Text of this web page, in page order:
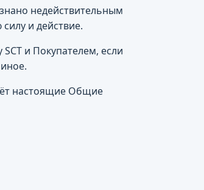
недействительным
и действие.
и Покупателем, если
настоящие Общие